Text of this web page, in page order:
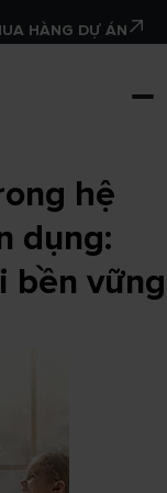
HÀNG DỰ ÁN
hệ
dụng:
bền vững